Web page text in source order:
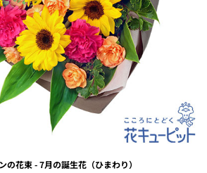
の花束 - 7月の誕生花（ひまわり）